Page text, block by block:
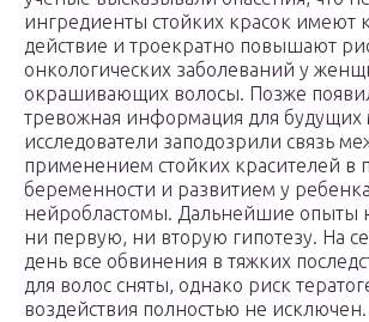
ингредиенты стойких красок имеют
действие и троекратно повышают
онкологических заболеваний у
окрашивающих волосы. Позже
тревожная информация для будущих
исследователи заподозрили связь
применением стойких красителей в
беременности и развитием у ребенка
нейробластомы. Дальнейшие опыты
ни первую, ни вторую гипотезу. На
день все обвинения в тяжких
для волос сняты, однако риск
воздействия полностью не исключен.